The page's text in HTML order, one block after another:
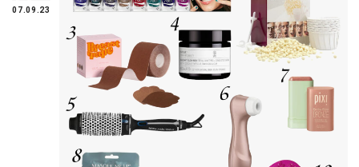
07.09.23